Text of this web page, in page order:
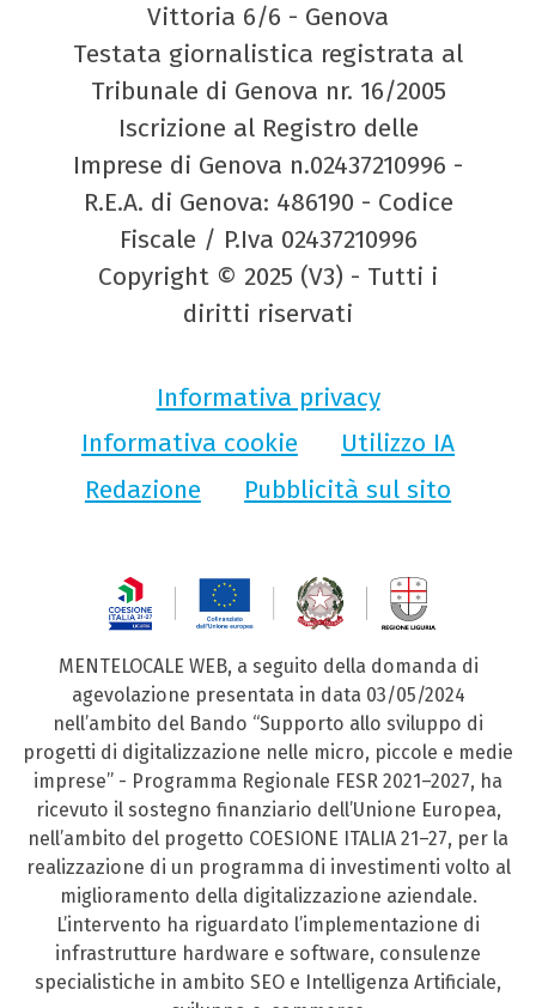
Vittoria 6/6 - Genova
Testata giornalistica registrata al
Tribunale di Genova nr. 16/2005
Iscrizione al Registro delle
Imprese di Genova n.02437210996 -
R.E.A. di Genova: 486190 - Codice
Fiscale / P.Iva 02437210996
Copyright © 2025 (V3) - Tutti i
diritti riservati
Informativa privacy
Informativa cookie
Utilizzo IA
Redazione
Pubblicità sul sito
MENTELOCALE WEB, a seguito della domanda di
agevolazione presentata in data 03/05/2024
nell’ambito del Bando “Supporto allo sviluppo di
progetti di digitalizzazione nelle micro, piccole e medie
imprese” - Programma Regionale FESR 2021–2027, ha
ricevuto il sostegno finanziario dell’Unione Europea,
nell’ambito del progetto COESIONE ITALIA 21–27, per la
realizzazione di un programma di investimenti volto al
miglioramento della digitalizzazione aziendale.
L’intervento ha riguardato l’implementazione di
infrastrutture hardware e software, consulenze
specialistiche in ambito SEO e Intelligenza Artificiale,